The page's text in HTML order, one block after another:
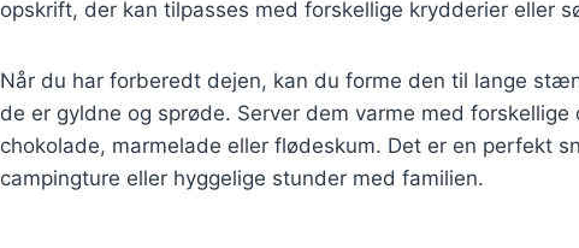
opskrift, der kan tilpasses med forskellige krydderier eller
Når du har forberedt dejen, kan du forme den til lange
de er gyldne og sprøde. Server dem varme med forskellige
chokolade, marmelade eller flødeskum. Det er en perfekt
campingture eller hyggelige stunder med familien.